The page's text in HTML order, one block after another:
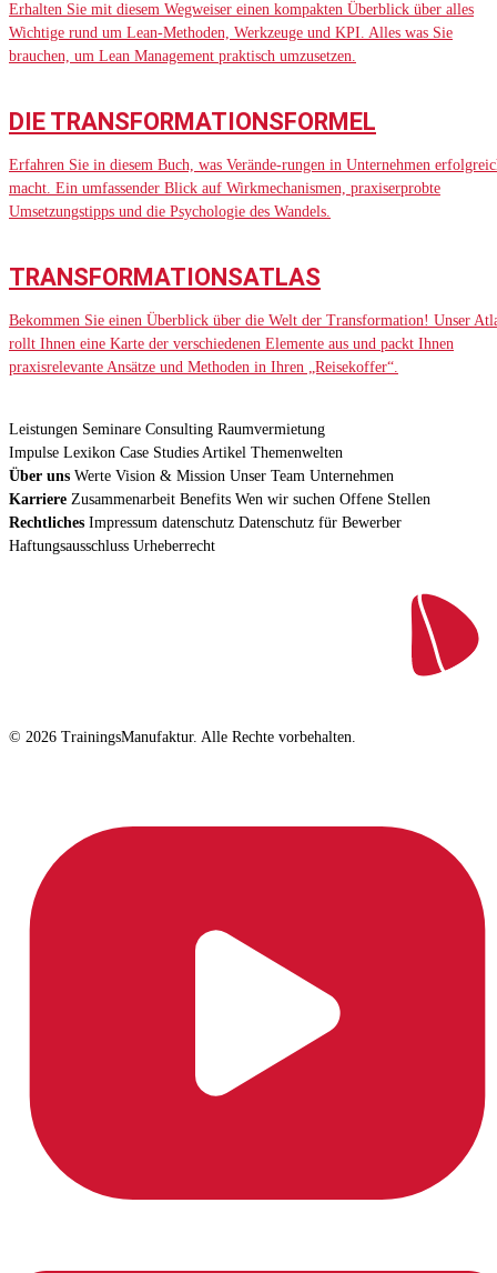
Erhalten Sie mit diesem Wegweiser einen kompakten Überblick über alles
Wichtige rund um Lean-Methoden, Werkzeuge und KPI. Alles was Sie
brauchen, um Lean Management praktisch umzusetzen.
DIE TRANSFORMATIONSFORMEL
Erfahren Sie in diesem Buch, was Verände-rungen in Unternehmen
macht. Ein umfassender Blick auf Wirkmechanismen, praxiserprobte
Umsetzungstipps und die Psychologie des Wandels.
TRANSFORMATIONSATLAS
Bekommen Sie einen Überblick über die Welt der Transformation! Unser
rollt Ihnen eine Karte der verschiedenen Elemente aus und packt Ihnen
praxisrelevante Ansätze und Methoden in Ihren „Reisekoffer“.
Leistungen Seminare Consulting Raumvermietung
Impulse Lexikon Case Studies Artikel Themenwelten
Über uns Werte Vision & Mission Unser Team Unternehmen
Karriere Zusammenarbeit Benefits Wen wir suchen Offene Stellen
Rechtliches Impressum datenschutz Datenschutz für Bewerber
Haftungsausschluss Urheberrecht
© 2026 TrainingsManufaktur. Alle Rechte vorbehalten.